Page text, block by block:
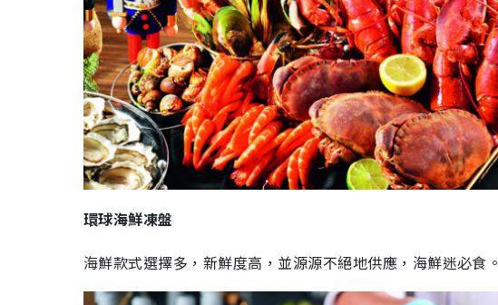
環球海鮮凍盤
海鮮款式選擇多，新鮮度高，並源源不絕地供應，海鮮迷必食。